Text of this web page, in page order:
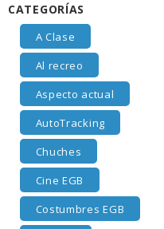
CATEGORÍAS
A Clase
Al recreo
Aspecto actual
AutoTracking
Chuches
Cine EGB
Costumbres EGB